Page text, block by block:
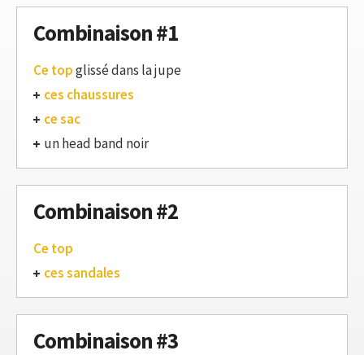
Combinaison #1
Ce topglissé dans la jupe
ces chaussures
ce sac
un head band noir
Combinaison #2
Ce top
ces sandales
Combinaison #3